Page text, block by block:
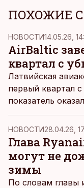
ПОХОЖИЕ
НОВОСТИ14.05.26,
AirBaltic
квартал с
Латвийская
первый квартал
показатель
же период
НОВОСТИ28.04.26,
Глава
могут не
зимы
По словам главы